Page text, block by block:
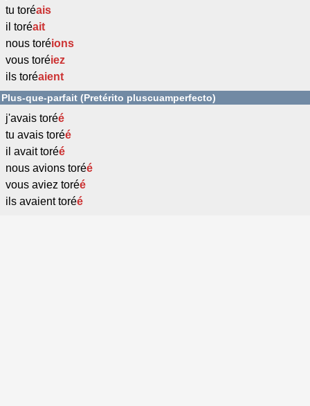
tu toréais
il toréait
nous toréions
vous toréiez
ils toréaient
Plus-que-parfait (Pretérito pluscuamperfecto)
j'avais toréé
tu avais toréé
il avait toréé
nous avions toréé
vous aviez toréé
ils avaient toréé